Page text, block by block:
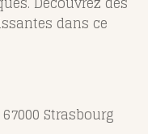
dans ce
Strasbourg